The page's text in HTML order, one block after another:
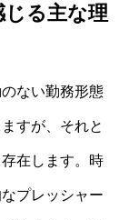
る主な理
ない勤務形態
すが、それと
在します。時
プレッシャー